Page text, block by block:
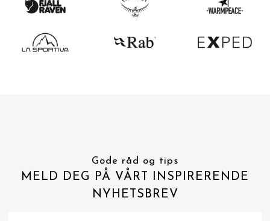
Gode råd og tips
MELD DEG PÅ VÅRT INSPIRERENDE
NYHETSBREV